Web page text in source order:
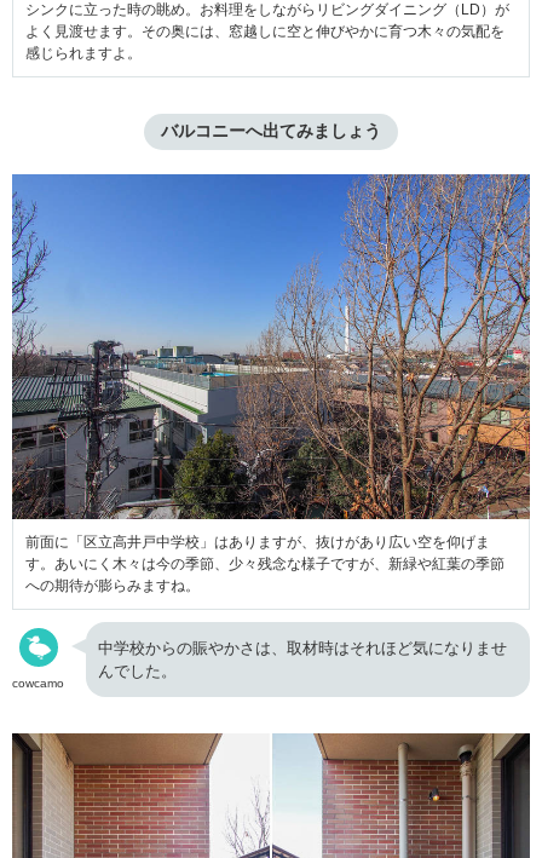
シンクに立った時の眺め。お料理をしながらリビングダイニング（LD）が
よく見渡せます。その奥には、窓越しに空と伸びやかに育つ木々の気配を
感じられますよ。
バルコニーへ出てみましょう
前面に「区立高井戸中学校」はありますが、抜けがあり広い空を仰げま
す。あいにく木々は今の季節、少々残念な様子ですが、新緑や紅葉の季節
への期待が膨らみますね。
cowcamo
中学校からの賑やかさは、取材時はそれほど気になりませ
んでした。